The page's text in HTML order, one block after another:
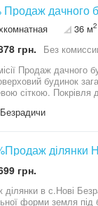
Продаж дачного
36 м2
грн.
Без
Продаж дачного
будинок загальною площею 36 кв. м.
деревʼяні. Можна обладнати гараж та добудувати другий поверх.
будинок, продається ділянка розміром 4 сот., На якій
ділянки
грн.
в с.Нові
форми земля під